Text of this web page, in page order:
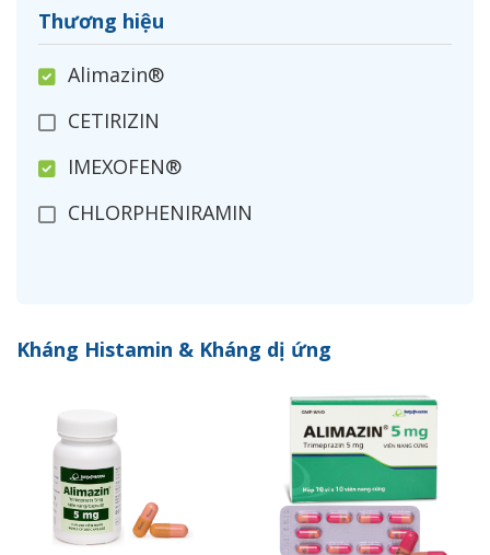
Thương hiệu
Alimazin®
CETIRIZIN
IMEXOFEN®
CHLORPHENIRAMIN
Kháng Histamin & Kháng dị ứng